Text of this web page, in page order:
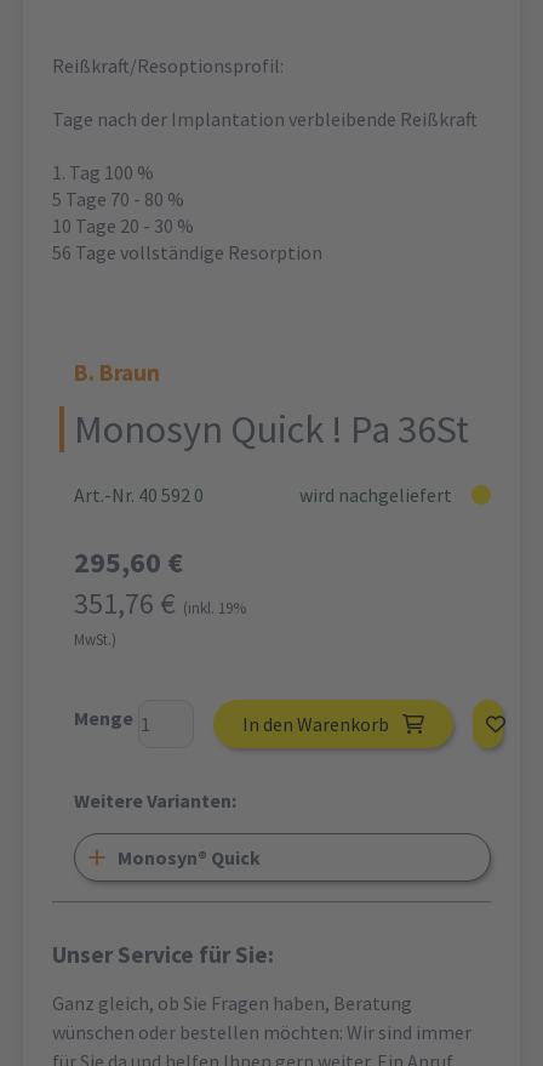
Reißkraft/Resoptionsprofil:
Tage nach der Implantation verbleibende Reißkraft
1. Tag 100 %
5 Tage 70 - 80 %
10 Tage 20 - 30 %
56 Tage vollständige Resorption
B. Braun
Monosyn Quick ! Pa 36St
Art.-Nr. 40 592 0 wird nachgeliefert
295,60 €
351,76 € (inkl. 19%
MwSt.)
Menge In den Warenkorb
Weitere Varianten:
Monosyn® Quick
Unser Service für Sie:
Ganz gleich, ob Sie Fragen haben, Beratung
wünschen oder bestellen möchten: Wir sind immer